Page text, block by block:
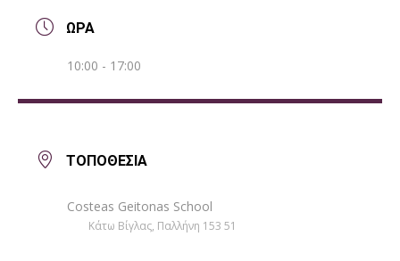
ΩΡΑ
10:00 - 17:00
ΤΟΠΟΘΕΣΙΑ
Costeas Geitonas School
Κάτω Βίγλας, Παλλήνη 153 51